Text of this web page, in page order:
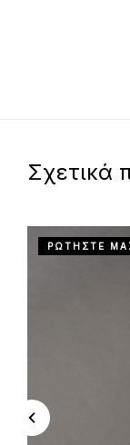
Σχετικά
ΡΩΤΗΣΤΕ